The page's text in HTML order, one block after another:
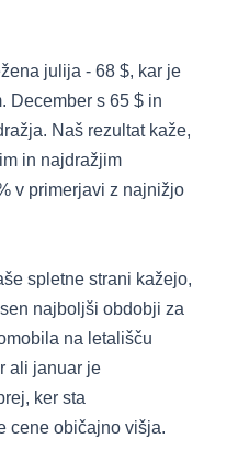
julija - 68 $, kar je
December s 65 $ in
Naš rezultat kaže,
in najdražjim
v primerjavi z najnižjo
spletne strani kažejo,
najboljši obdobji za
na letališču
ali januar je
ker sta
cene običajno višja.